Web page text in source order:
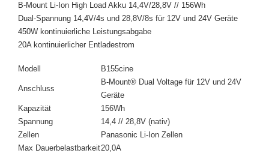
B-Mount Li-Ion High Load Akku 14,4V/28,8V // 156Wh
Dual-Spannung 14,4V/4s und 28,8V/8s für 12V und 24V Geräte
450W kontinuierliche Leistungsabgabe
20A kontinuierlicher Entladestrom
Modell B155cine
Anschluss
B-Mount® Dual Voltage für 12V und 24V
Geräte
Kapazität
156Wh
Spannung
14,4 // 28,8V (nativ)
Zellen
Panasonic Li-Ion Zellen
Max Dauerbelastbarkeit20,0A